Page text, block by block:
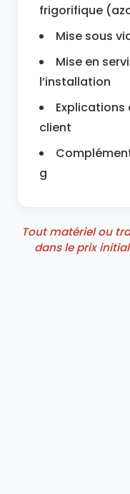
frigorifique
Mise sous
Mise en
l’installation
client
g
Tout matériel ou
dans le prix